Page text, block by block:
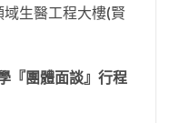
生醫工程大樓(賢
『團體面談』行程